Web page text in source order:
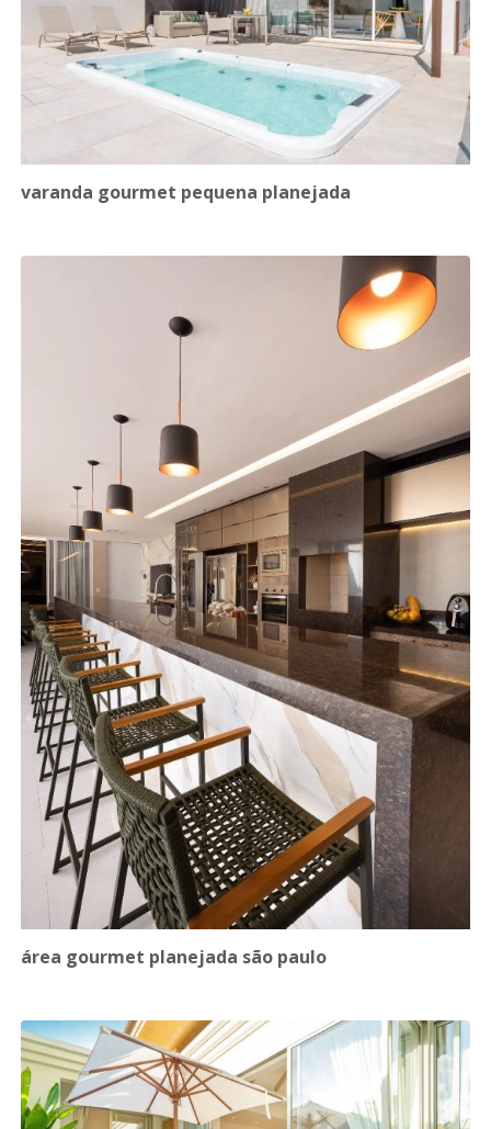
varanda gourmet pequena planejada
área gourmet planejada são paulo